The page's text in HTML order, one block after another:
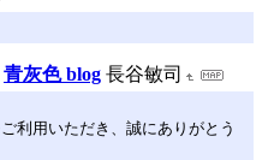
青灰色 blog 長谷敏司
利用いただき、誠にありがとう